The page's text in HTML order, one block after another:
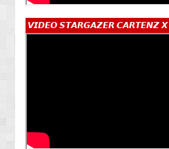
𝙑𝙄𝘿𝙀𝙊 𝙎𝙏𝘼𝙍𝙂𝘼𝙕𝙀𝙍 𝘾𝘼𝙍𝙏𝙀𝙉𝙕 𝙓